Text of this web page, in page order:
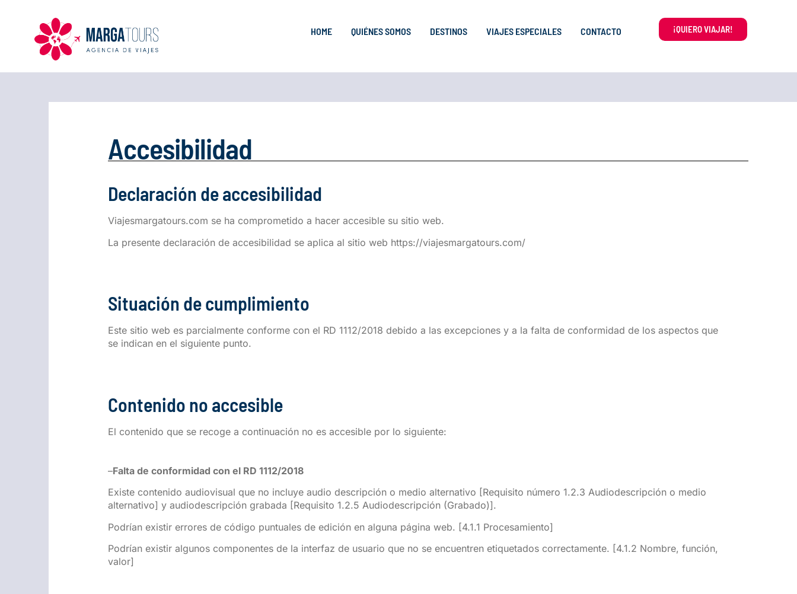
HOME QUIÉNES SOMOS DESTINOS VIAJES ESPECIALES CONTACTO ¡QUIERO VIAJAR!
Accesibilidad
Declaración de accesibilidad
Viajesmargatours.com se ha comprometido a hacer accesible su sitio web.
La presente declaración de accesibilidad se aplica al sitio web https://viajesmargatours.com/
Situación de cumplimiento
Este sitio web es parcialmente conforme con el RD 1112/2018 debido a las excepciones y a la falta de conformidad de los aspectos que
se indican en el siguiente punto.
Contenido no accesible
El contenido que se recoge a continuación no es accesible por lo siguiente:
–Falta de conformidad con el RD 1112/2018
Existe contenido audiovisual que no incluye audio descripción o medio alternativo [Requisito número 1.2.3 Audiodescripción o medio
alternativo] y audiodescripción grabada [Requisito 1.2.5 Audiodescripción (Grabado)].
Podrían existir errores de código puntuales de edición en alguna página web. [4.1.1 Procesamiento]
Podrían existir algunos componentes de la interfaz de usuario que no se encuentren etiquetados correctamente. [4.1.2 Nombre, función,
valor]